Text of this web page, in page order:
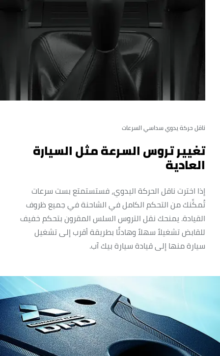
ناقل حركة يدوي سداسي السرعات
تغيير تروس السرعة مثل السيارة
العادية
إذا اخترت ناقل الحركة اليدوي، فستستمتع بست سرعات
تُمكِّنك من التحكم الكامل في الشاحنة في جميع ظروف
القيادة. يمنحك نقل التروس السلس المقرون بتحكم خفيف
للقابض تشغيلاً سهلاً وهادئًا بطريقة أقرب إلى تشغيل
سيارة منها إلى قيادة سيارة بيك آب.